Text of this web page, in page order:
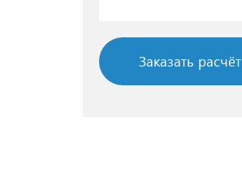
Заказать расчёт